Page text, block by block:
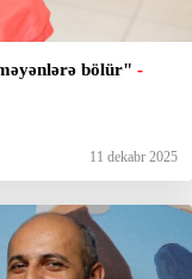
bölür" -
11 dekabr 2025